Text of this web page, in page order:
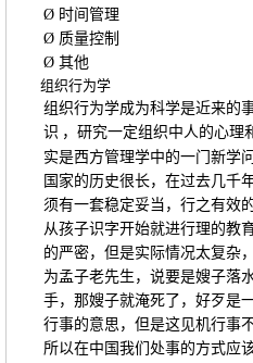
Ø 时间管理
Ø 质量控制
Ø 其他
组织行为学
组织行为学成为科学是近来的
识 ，研究一定组织中人的心理
实是西方管理学中的一门新学
国家的历史很长，在过去几千
须有一套稳定妥当，行之有效
从孩子识字开始就进行理的教
的严密，但是实际情况太复杂
为孟子老先生，说要是嫂子落
手，那嫂子就淹死了，好歹是
行事的意思，但是这见机行事
所以在中国我们处事的方式应